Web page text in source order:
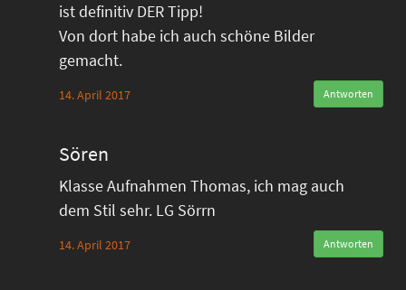
ist definitiv DER Tipp!
Von dort habe ich auch schöne Bilder
gemacht.
14. April 2017 Antworten
Sören
Klasse Aufnahmen Thomas, ich mag auch
dem Stil sehr. LG Sörrn
14. April 2017 Antworten